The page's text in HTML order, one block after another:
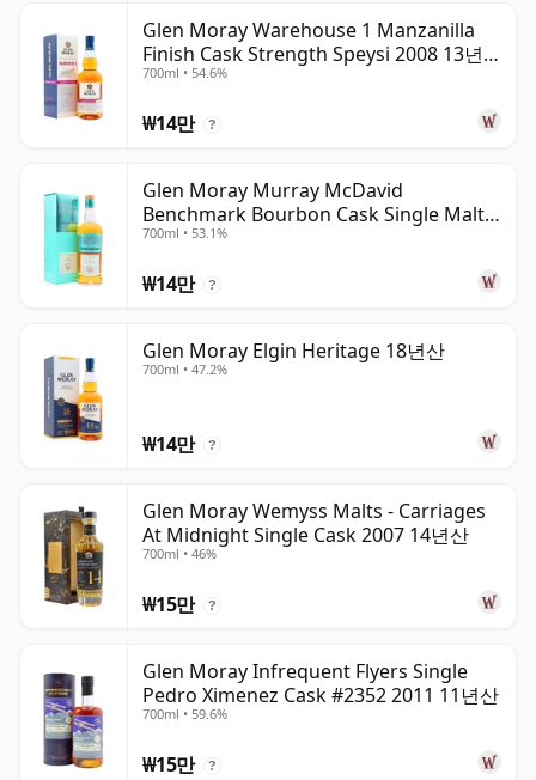
Glen Moray Warehouse 1 Manzanilla
Finish Cask Strength Speysi 2008 13년
산
700ml • 54.6%
₩14만 ?
Glen Moray Murray McDavid
Benchmark Bourbon Cask Single Malt
2007 17년산
700ml • 53.1%
₩14만 ?
Glen Moray Elgin Heritage 18년산
700ml • 47.2%
₩14만 ?
Glen Moray Wemyss Malts - Carriages
At Midnight Single Cask 2007 14년산
700ml • 46%
₩15만 ?
Glen Moray Infrequent Flyers Single
Pedro Ximenez Cask #2352 2011 11년산
700ml • 59.6%
₩15만 ?